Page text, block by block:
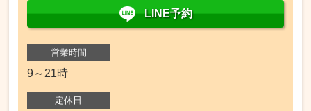
LINE予約
営業時間
9～21時
定休日